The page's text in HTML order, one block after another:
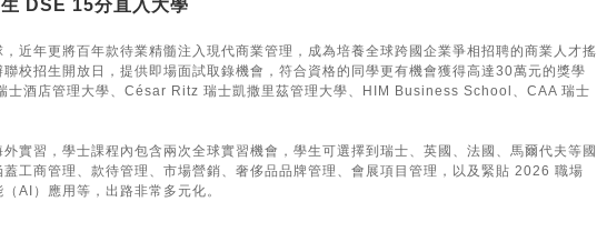
DSE 15分直入大學
近年更將百年款待業精髓注入現代商業管理，成為培養全球跨國企業爭相招聘的商業人才搖
校招生開放日，提供即場面試取錄機會，符合資格的同學更有機會獲得高達30萬元的獎學
士酒店管理大學、César Ritz 瑞士凱撒里茲管理大學、HIM Business School、CAA 瑞士
實習，學士課程內包含兩次全球實習機會，學生可選擇到瑞士、英國、法國、馬爾代夫等國
工商管理、款待管理、市場營銷、奢侈品品牌管理、會展項目管理，以及緊貼 2026 職場
AI）應用等，出路非常多元化。